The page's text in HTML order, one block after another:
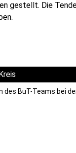
gestellt. Die
des BuT-Teams bei